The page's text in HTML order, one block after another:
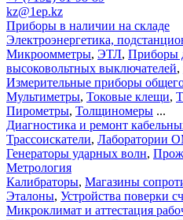
kz@1ep.kz
Приборы в наличии на складе
Электроэнергетика,
Микроомметры, ЭТЛ, Приборы
высоковольтных выключателей,
Измерительные приборы
Мультиметры, Токовые клещи,
Пирометры, Толщиномеры ...
Диагностика и ремонт
Трассоискатели, Лаборатории
Генераторы ударных волн,
Метрология
Калибраторы, Магазины
Эталоны, Устройства поверки
Микроклимат и аттестация